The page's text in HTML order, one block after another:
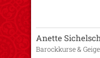
Anette
Barockkurse &